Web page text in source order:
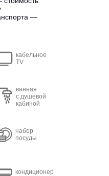
кабельное
TV
ванная
с душевой
кабиной
кондиционер
набор
посуды
—